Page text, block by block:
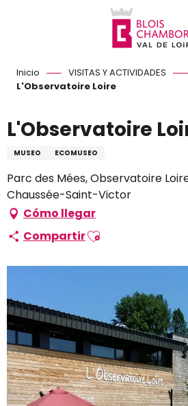
Inicio VISITAS Y ACTIVIDADES
L'Observatoire Loire
L'Observatoire
MUSEO ECOMUSEO
Parc des Mées, Observatoire
Chaussée-Saint-Victor
Cómo llegar
CompartirAjouter aux favoris